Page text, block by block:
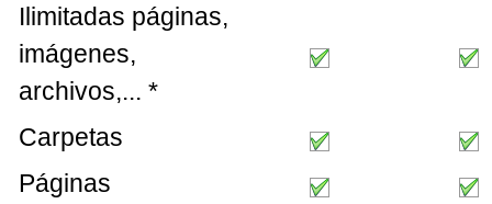
Ilimitadas páginas,
imágenes,
archivos,... *
Carpetas
Páginas